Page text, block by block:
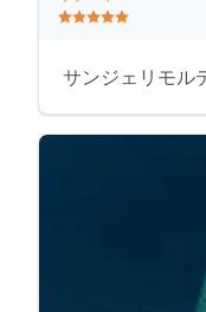
サンジェリモル